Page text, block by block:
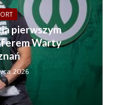
pierwszym
Warty
2026